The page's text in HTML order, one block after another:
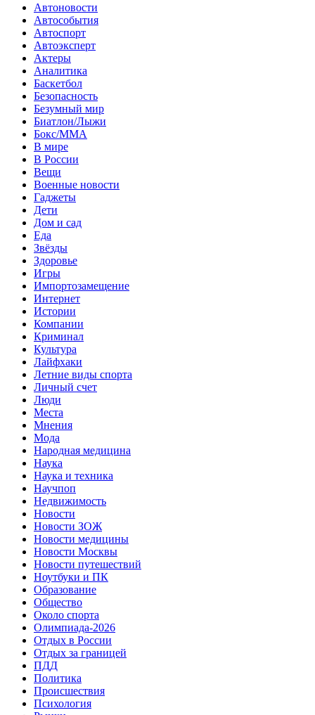
Автоновости
Автособытия
Автоспорт
Автоэксперт
Актеры
Аналитика
Баскетбол
Безопасность
Безумный мир
Биатлон/Лыжи
Бокс/MMA
В мире
В России
Вещи
Военные новости
Гаджеты
Дети
Дом и сад
Еда
Звёзды
Здоровье
Игры
Импортозамещение
Интернет
Истории
Компании
Криминал
Культура
Лайфхаки
Летние виды спорта
Личный счет
Люди
Места
Мнения
Мода
Народная медицина
Наука
Наука и техника
Научпоп
Недвижимость
Новости
Новости ЗОЖ
Новости медицины
Новости Москвы
Новости путешествий
Ноутбуки и ПК
Образование
Общество
Около спорта
Олимпиада-2026
Отдых в России
Отдых за границей
ПДД
Политика
Происшествия
Психология